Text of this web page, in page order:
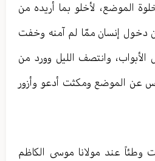
الموضع، لأخلو بما أريده من
دخول إنسان ممّا لم آمنه وخفت
وانتصف الليل وورد من
عن الموضع ومكثت أدعو وأزور
وطئاً عند مولانا موسى الكاظم